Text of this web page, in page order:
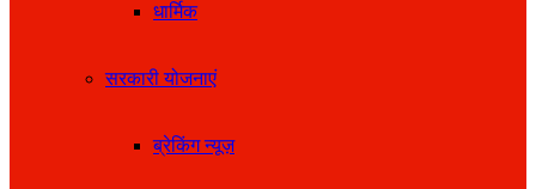
धार्मिक
सरकारी योजनाएं
ब्रेकिंग न्यूज़